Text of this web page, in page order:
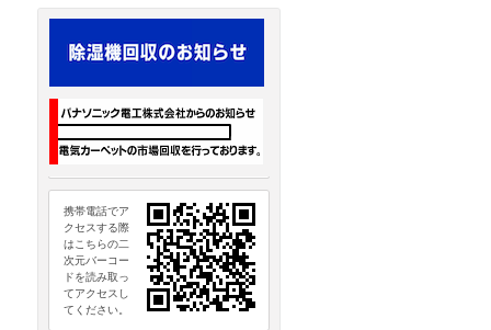
携帯電話でア
クセスする際
はこちらの二
次元バーコー
ドを読み取っ
てアクセスし
てください。